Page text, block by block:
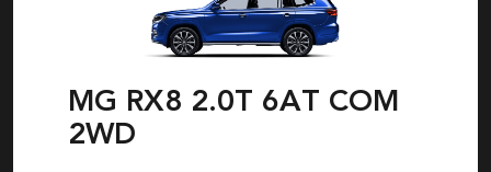
MG RX8 2.0T 6AT COM
2WD